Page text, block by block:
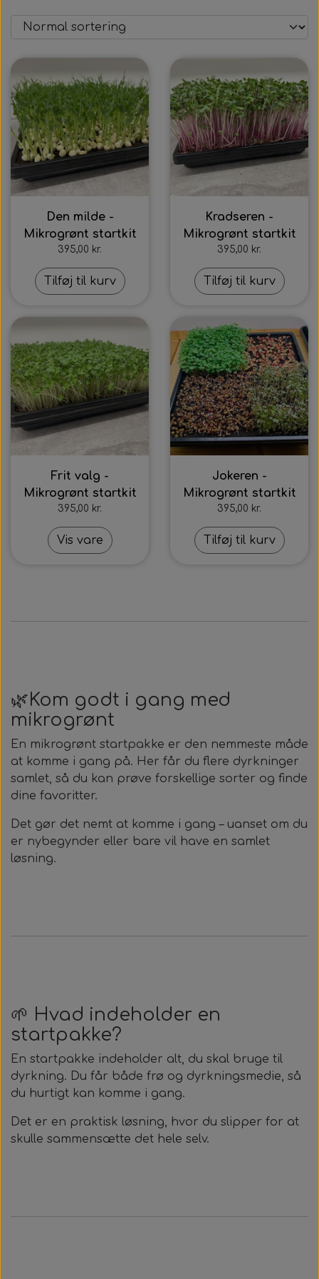
Den milde -
Mikrogrønt startkit
395,00 kr.
Tilføj til kurv
Kradseren -
Mikrogrønt startkit
395,00 kr.
Tilføj til kurv
Frit valg -
Mikrogrønt startkit
395,00 kr.
Vis vare
Jokeren -
Mikrogrønt startkit
395,00 kr.
Tilføj til kurv
🌿Kom godt i gang med
mikrogrønt
En mikrogrønt startpakke er den nemmeste måde
at komme i gang på. Her får du flere dyrkninger
samlet, så du kan prøve forskellige sorter og finde
dine favoritter.
Det gør det nemt at komme i gang – uanset om du
er nybegynder eller bare vil have en samlet
løsning.
🌱 Hvad indeholder en
startpakke?
En startpakke indeholder alt, du skal bruge til
dyrkning. Du får både frø og dyrkningsmedie, så
du hurtigt kan komme i gang.
Det er en praktisk løsning, hvor du slipper for at
skulle sammensætte det hele selv.